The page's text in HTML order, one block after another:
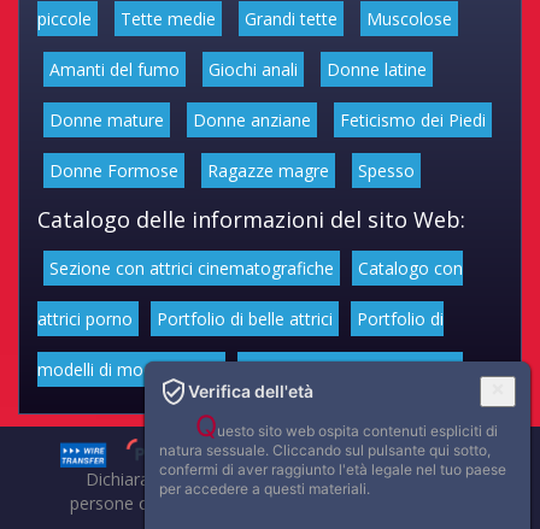
piccole Tette medie Grandi tette Muscolose
Amanti del fumo Giochi anali Donne latine
Donne mature Donne anziane Feticismo dei Piedi
Donne Formose Ragazze magre Spesso
Catalogo delle informazioni del sito Web:
Sezione con attrici cinematografiche Catalogo con
attrici porno Portfolio di belle attrici Portfolio di
modelli di moda volgari
Dichiarazione di non responsabilità: tutti i membri e le
persone che compaiono su questo sito hanno almeno 18
Verifica dell'età
Questo sito web ospita contenuti espliciti di
natura sessuale. Cliccando sul pulsante qui sotto,
confermi di aver raggiunto l'età legale nel tuo paese
per accedere a questi materiali.